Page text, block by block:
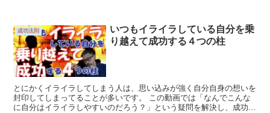
成功法則
いつもイライラしている自分を乗
り越えて成功する４つの柱
とにかくイライラしてしまう人は、思い込みが強く自分自身の想いを
封印してしまってることが多いです。 この動画では「なんでこんな
に自分はイライラしやすいのだろう？」という疑問を解決し、成功に